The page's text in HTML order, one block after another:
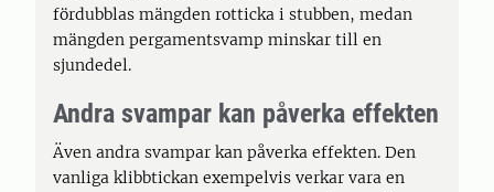
fördubblas mängden rotticka i stubben, medan
mängden pergamentsvamp minskar till en
sjundedel.
Andra svampar kan påverka effekten
Även andra svampar kan påverka effekten. Den
vanliga klibbtickan exempelvis verkar vara en